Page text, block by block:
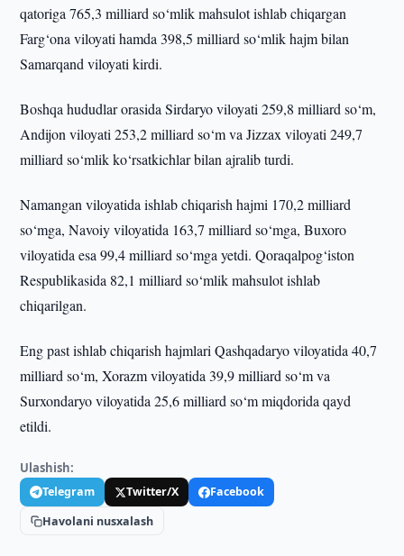
qatoriga 765,3 milliard so‘mlik mahsulot ishlab chiqargan
Farg‘ona viloyati hamda 398,5 milliard so‘mlik hajm bilan
Samarqand viloyati kirdi.
Boshqa hududlar orasida Sirdaryo viloyati 259,8 milliard so‘m,
Andijon viloyati 253,2 milliard so‘m va Jizzax viloyati 249,7
milliard so‘mlik ko‘rsatkichlar bilan ajralib turdi.
Namangan viloyatida ishlab chiqarish hajmi 170,2 milliard
so‘mga, Navoiy viloyatida 163,7 milliard so‘mga, Buxoro
viloyatida esa 99,4 milliard so‘mga yetdi. Qoraqalpog‘iston
Respublikasida 82,1 milliard so‘mlik mahsulot ishlab
chiqarilgan.
Eng past ishlab chiqarish hajmlari Qashqadaryo viloyatida 40,7
milliard so‘m, Xorazm viloyatida 39,9 milliard so‘m va
Surxondaryo viloyatida 25,6 milliard so‘m miqdorida qayd
etildi.
Ulashish:
Telegram Twitter/X
Facebook
Havolani nusxalash